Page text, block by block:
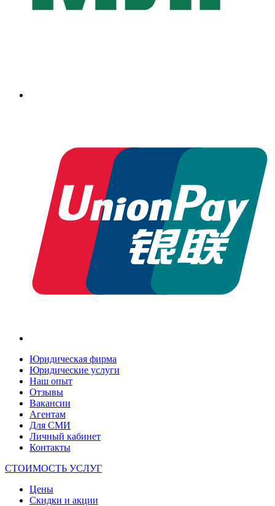
Юридическая фирма
Юридические услуги
Наш опыт
Отзывы
Вакансии
Агентам
Для СМИ
Личный кабинет
Контакты
СТОИМОСТЬ УСЛУГ
Цены
Скидки и акции